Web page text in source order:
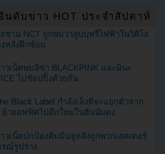
นดับข่าว HOT ประจำสัปดาห์
ชาน NCT ถูกพบว่าสูบบุหรี่ไฟฟ้าในวิดีโอ
งหลังฝึกซ้อม
วเน็ตพบลิซ่า BLACKPINK และมินะ
ไปช้อปปิ้งด้วยกัน
Black Label กำลังเล็งที่จะแยกตัวจาก
ย้ายอฟฟิศไปตึกใหม่ในฮันนัมดง
วเน็ตปกป้องคิมมินจูหลังถูกพวกเฮดเตอร์
รณ์รูปร่าง